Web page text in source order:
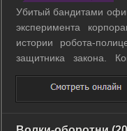
Убитый бандитами
эксперимента
истории робота-
защитника закона.
Дельта-Сити, люди
покой охранял
и металлическими